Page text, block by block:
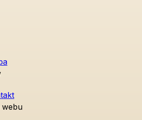
webu